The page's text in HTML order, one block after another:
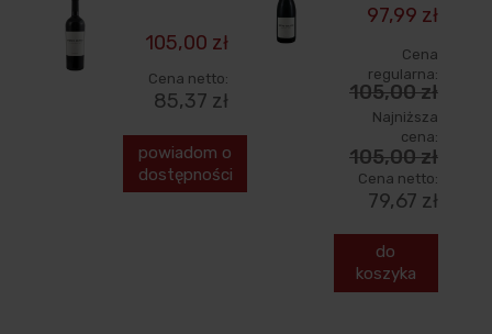
105,00 zł
Cena netto:
85,37 zł
powiadom o
dostępności
97,99 zł
Cena
regularna:
105,00 zł
Najniższa
cena:
105,00 zł
Cena netto:
79,67 zł
do
koszyka